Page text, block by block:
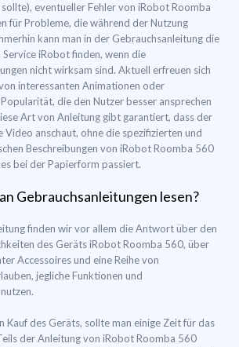
eventueller Fehler von iRobot Roomba
für Probleme, die während der Nutzung
kann man in der Gebrauchsanleitung die
iRobot finden, wenn die
nicht wirksam sind. Aktuell erfreuen sich
interessanten Animationen oder
die den Nutzer besser ansprechen
Art von Anleitung gibt garantiert, dass der
Video anschaut, ohne die spezifizierten und
Beschreibungen von iRobot Roomba 560
bei der Papierform passiert.
Gebrauchsanleitungen lesen?
finden wir vor allem die Antwort über den
des Geräts iRobot Roomba 560, über
Accessoires und eine Reihe von
jegliche Funktionen und
Kauf des Geräts, sollte man einige Zeit für das
der Anleitung von iRobot Roomba 560